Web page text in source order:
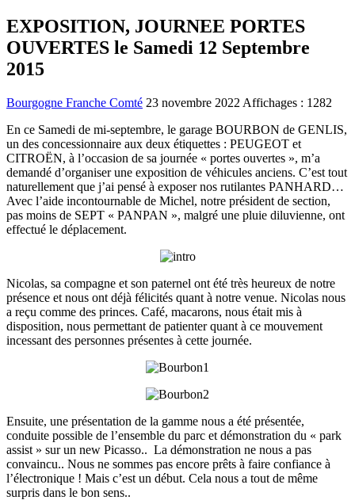
EXPOSITION, JOURNEE PORTES
OUVERTES le Samedi 12 Septembre
2015
Bourgogne Franche Comté 23 novembre 2022 Affichages : 1282
En ce Samedi de mi-septembre, le garage BOURBON de GENLIS,
un des concessionnaire aux deux étiquettes : PEUGEOT et
CITROËN, à l’occasion de sa journée « portes ouvertes », m’a
demandé d’organiser une exposition de véhicules anciens. C’est tout
naturellement que j’ai pensé à exposer nos rutilantes PANHARD…
Avec l’aide incontournable de Michel, notre président de section,
pas moins de SEPT « PANPAN », malgré une pluie diluvienne, ont
effectué le déplacement.
Nicolas, sa compagne et son paternel ont été très heureux de notre
présence et nous ont déjà félicités quant à notre venue. Nicolas nous
a reçu comme des princes. Café, macarons, nous était mis à
disposition, nous permettant de patienter quant à ce mouvement
incessant des personnes présentes à cette journée.
Ensuite, une présentation de la gamme nous a été présentée,
conduite possible de l’ensemble du parc et démonstration du « park
assist » sur un new Picasso.. La démonstration ne nous a pas
convaincu.. Nous ne sommes pas encore prêts à faire confiance à
l’électronique ! Mais c’est un début. Cela nous a tout de même
surpris dans le bon sens..